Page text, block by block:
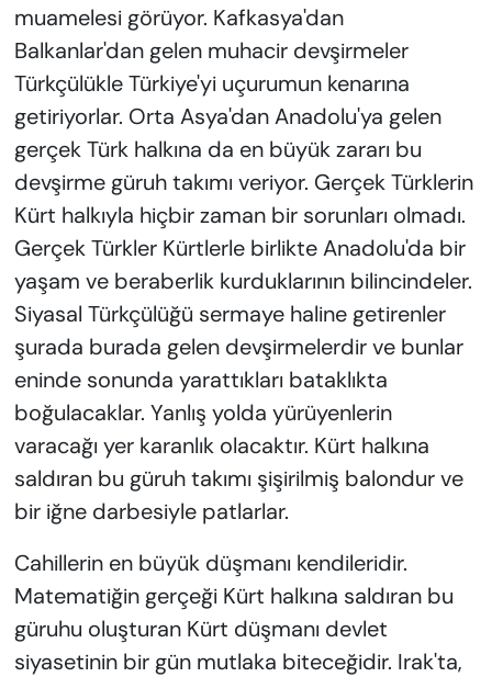
muamelesi görüyor. Kafkasya'dan
Balkanlar'dan gelen muhacir devşirmeler
Türkçülükle Türkiye'yi uçurumun kenarına
getiriyorlar. Orta Asya'dan Anadolu'ya gelen
gerçek Türk halkına da en büyük zararı bu
devşirme güruh takımı veriyor. Gerçek Türklerin
Kürt halkıyla hiçbir zaman bir sorunları olmadı.
Gerçek Türkler Kürtlerle birlikte Anadolu'da bir
yaşam ve beraberlik kurduklarının bilincindeler.
Siyasal Türkçülüğü sermaye haline getirenler
şurada burada gelen devşirmelerdir ve bunlar
eninde sonunda yarattıkları bataklıkta
boğulacaklar. Yanlış yolda yürüyenlerin
varacağı yer karanlık olacaktır. Kürt halkına
saldıran bu güruh takımı şişirilmiş balondur ve
bir iğne darbesiyle patlarlar.
Cahillerin en büyük düşmanı kendileridir.
Matematiğin gerçeği Kürt halkına saldıran bu
güruhu oluşturan Kürt düşmanı devlet
siyasetinin bir gün mutlaka biteceğidir. Irak'ta,